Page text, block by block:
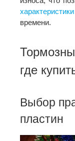
характеристики
времени.
где
Выбор
пластин